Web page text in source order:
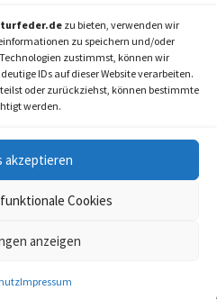
zu bieten, verwenden wir
zu speichern und/oder
zustimmst, können wir
IDs auf dieser Website verarbeiten.
oder zurückziehst, können bestimmte
werden.
akzeptieren
Cookies
anzeigen
Impressum
kulturfeder.de –
Musical, Oper und mehr